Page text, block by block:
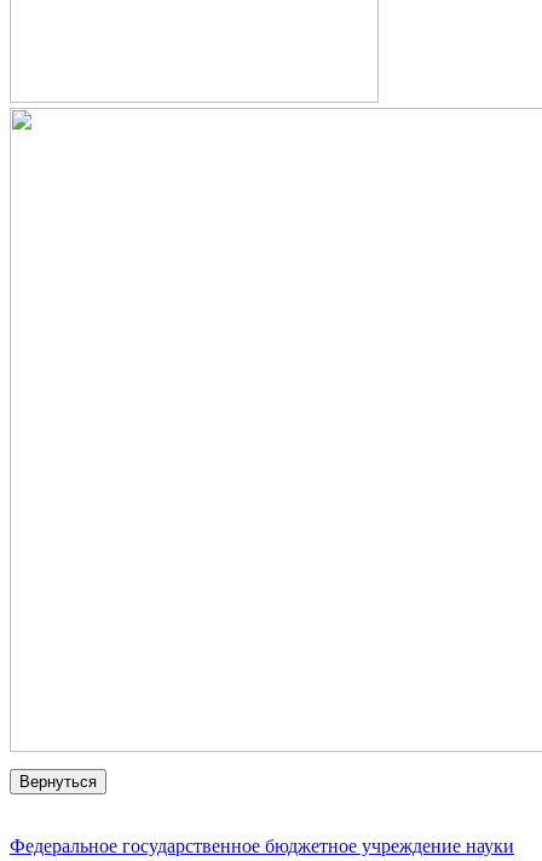
Вернуться
Федеральное государственное бюджетное учреждение науки